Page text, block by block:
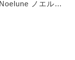
ノエル